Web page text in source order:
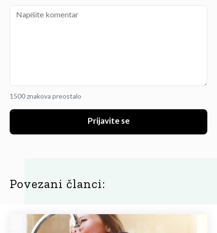
1500 znakova preostalo
Prijavite se
Povezani članci: